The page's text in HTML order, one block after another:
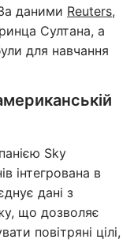
За даними Reuters,
Султана, а
для навчання
Sky
інтегрована в
дані з
що дозволяє
повітряні цілі,